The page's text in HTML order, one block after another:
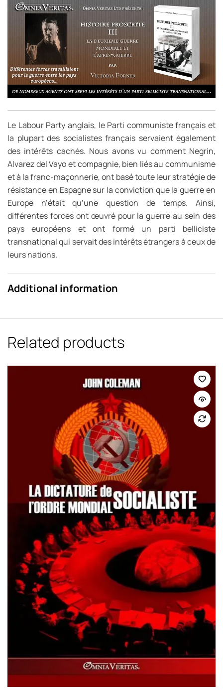
Le Labour Party anglais, le Parti communiste français et
la plupart des socialistes français servaient également
des intérêts cachés. Nous avons vu comment Negrin,
Alvarez del Vayo et compagnie, bien liés au communisme
et à la franc-maçonnerie, ont basé toute leur stratégie de
résistance en Espagne sur la conviction que la guerre en
Europe n’était qu’une question de temps. Ainsi,
différentes forces ont œuvré pour la guerre au sein des
pays européens et ont formé un parti belliciste
transnational qui servait des intérêts étrangers à ceux de
leurs nations.
Additional information
Related products